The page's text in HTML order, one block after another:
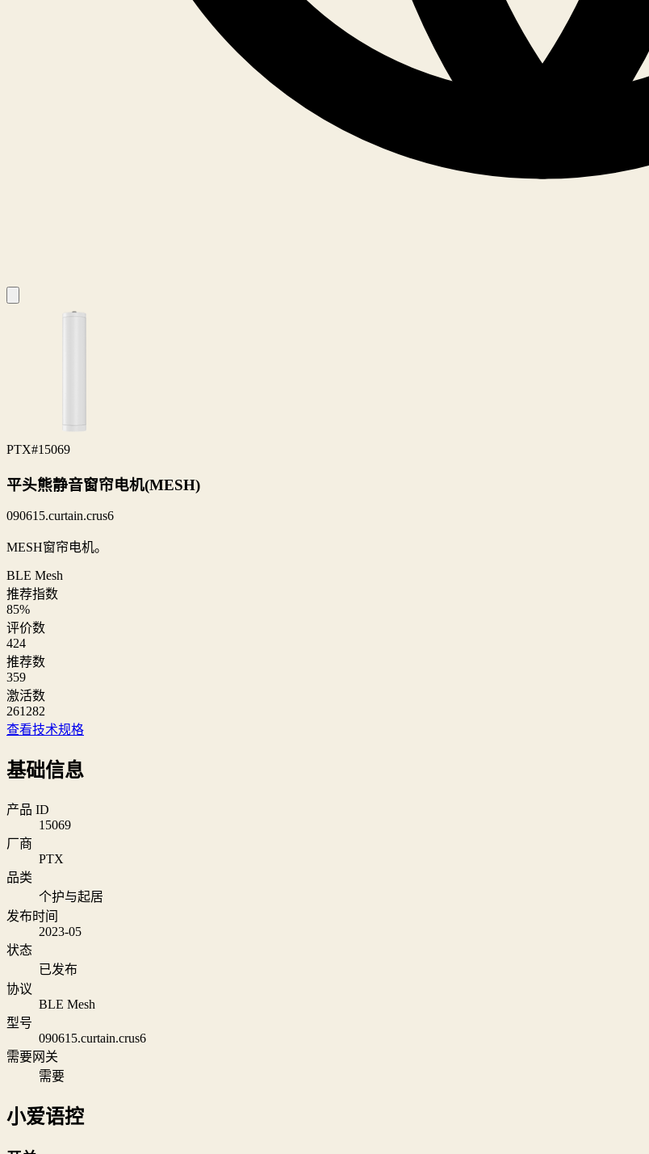
PTX#15069
平头熊静音窗帘电机(MESH)
090615.curtain.crus6
MESH窗帘电机。
BLE Mesh
推荐指数
85%
评价数
424
推荐数
359
激活数
261282
查看技术规格
基础信息
产品 ID
15069
厂商
PTX
品类
个护与起居
发布时间
2023-05
状态
已发布
协议
BLE Mesh
型号
090615.curtain.crus6
需要网关
需要
小爱语控